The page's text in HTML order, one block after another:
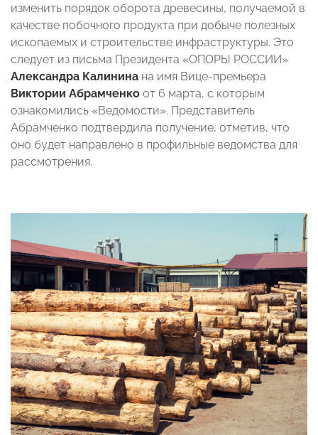
изменить порядок оборота древесины, получаемой в
качестве побочного продукта при добыче полезных
ископаемых и строительстве инфраструктуры. Это
следует из письма Президента «ОПОРЫ РОССИИ»
Александра Калинина на имя Вице-премьера
Виктории Абрамченко от 6 марта, с которым
ознакомились «Ведомости». Представитель
Абрамченко подтвердила получение, отметив, что
оно будет направлено в профильные ведомства для
рассмотрения.